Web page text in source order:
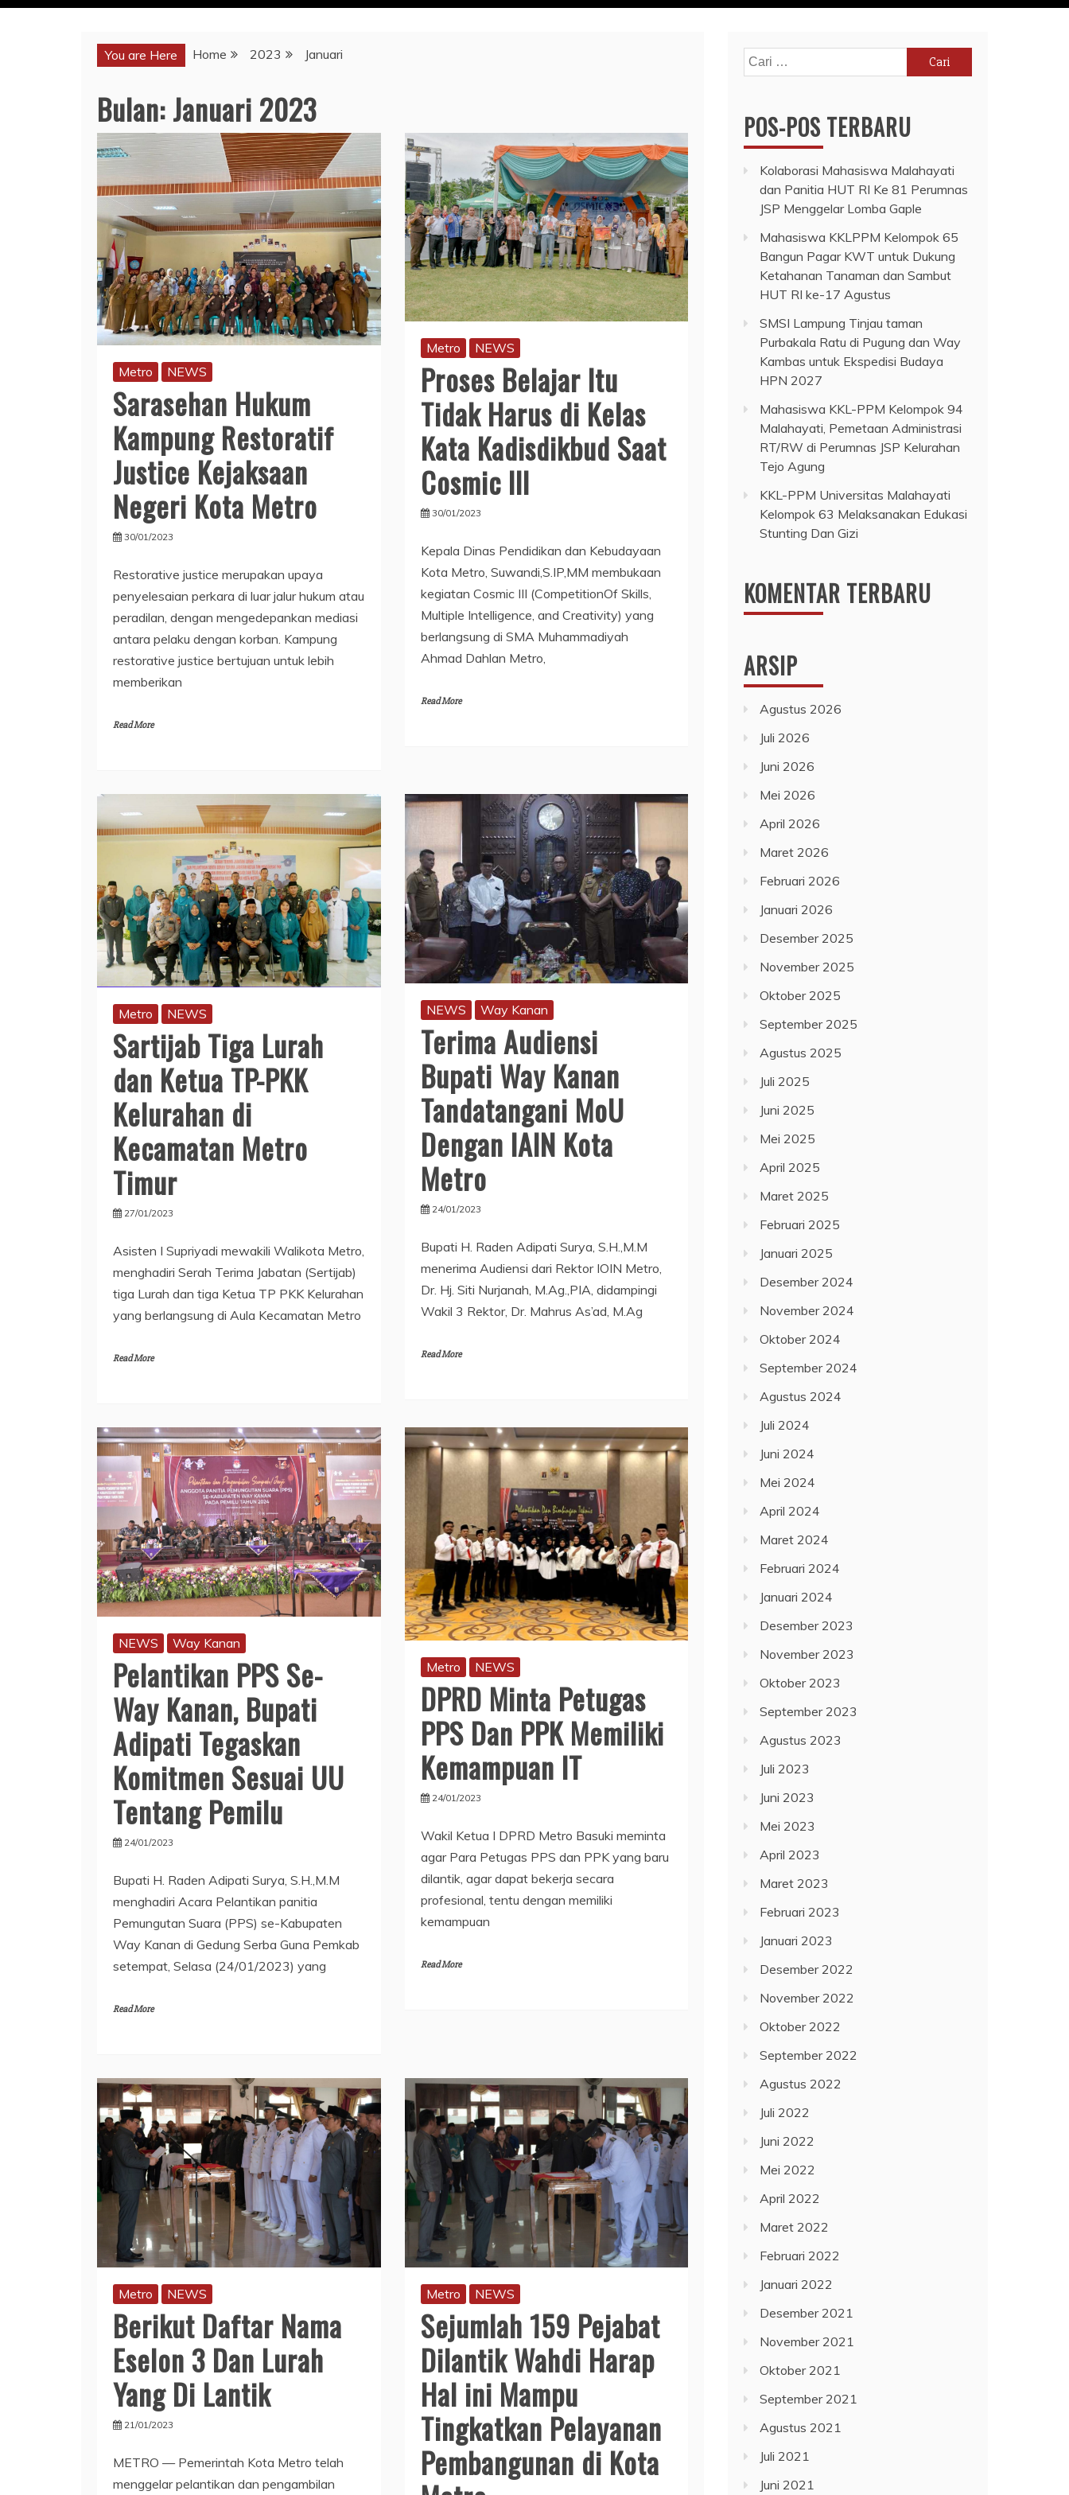
You are Here Home 2023 Januari
Bulan:Januari 2023
Metro NEWS
Sarasehan Hukum
Kampung Restoratif
Justice Kejaksaan
Negeri Kota Metro
30/01/2023
Restorative justice merupakan upaya
penyelesaian perkara di luar jalur hukum atau
peradilan, dengan mengedepankan mediasi
antara pelaku dengan korban. Kampung
restorative justice bertujuan untuk lebih
memberikan
Read More
Metro NEWS
Proses Belajar Itu
Tidak Harus di Kelas
Kata Kadisdikbud Saat
Cosmic III
30/01/2023
Kepala Dinas Pendidikan dan Kebudayaan
Kota Metro, Suwandi,S.IP,MM membukaan
kegiatan Cosmic III (CompetitionOf Skills,
Multiple Intelligence, and Creativity) yang
berlangsung di SMA Muhammadiyah
Ahmad Dahlan Metro,
Read More
Metro NEWS
Sartijab Tiga Lurah
dan Ketua TP-PKK
Kelurahan di
Kecamatan Metro
Timur
27/01/2023
Asisten I Supriyadi mewakili Walikota Metro,
menghadiri Serah Terima Jabatan (Sertijab)
tiga Lurah dan tiga Ketua TP PKK Kelurahan
yang berlangsung di Aula Kecamatan Metro
Read More
NEWS Way Kanan
Terima Audiensi
Bupati Way Kanan
Tandatangani MoU
Dengan IAIN Kota
Metro
24/01/2023
Bupati H. Raden Adipati Surya, S.H.,M.M
menerima Audiensi dari Rektor IOIN Metro,
Dr. Hj. Siti Nurjanah, M.Ag.,PIA, didampingi
Wakil 3 Rektor, Dr. Mahrus As’ad, M.Ag
Read More
NEWS Way Kanan
Pelantikan PPS Se-
Way Kanan, Bupati
Adipati Tegaskan
Komitmen Sesuai UU
Tentang Pemilu
24/01/2023
Bupati H. Raden Adipati Surya, S.H.,M.M
menghadiri Acara Pelantikan panitia
Pemungutan Suara (PPS) se-Kabupaten
Way Kanan di Gedung Serba Guna Pemkab
setempat, Selasa (24/01/2023) yang
Read More
Metro NEWS
DPRD Minta Petugas
PPS Dan PPK Memiliki
Kemampuan IT
24/01/2023
Wakil Ketua I DPRD Metro Basuki meminta
agar Para Petugas PPS dan PPK yang baru
dilantik, agar dapat bekerja secara
profesional, tentu dengan memiliki
kemampuan
Read More
Metro NEWS
Berikut Daftar Nama
Eselon 3 Dan Lurah
Yang Di Lantik
21/01/2023
METRO — Pemerintah Kota Metro telah
menggelar pelantikan dan pengambilan
Metro NEWS
Sejumlah 159 Pejabat
Dilantik Wahdi Harap
Hal ini Mampu
Tingkatkan Pelayanan
Pembangunan di Kota
Cari
untuk:
POS-POS TERBARU
Kolaborasi Mahasiswa Malahayati
dan Panitia HUT RI Ke 81 Perumnas
JSP Menggelar Lomba Gaple
Mahasiswa KKLPPM Kelompok 65
Bangun Pagar KWT untuk Dukung
Ketahanan Tanaman dan Sambut
HUT RI ke-17 Agustus
SMSI Lampung Tinjau taman
Purbakala Ratu di Pugung dan Way
Kambas untuk Ekspedisi Budaya
HPN 2027
Mahasiswa KKL-PPM Kelompok 94
Malahayati, Pemetaan Administrasi
RT/RW di Perumnas JSP Kelurahan
Tejo Agung
KKL-PPM Universitas Malahayati
Kelompok 63 Melaksanakan Edukasi
Stunting Dan Gizi
KOMENTAR TERBARU
ARSIP
Agustus 2026
Juli 2026
Juni 2026
Mei 2026
April 2026
Maret 2026
Februari 2026
Januari 2026
Desember 2025
November 2025
Oktober 2025
September 2025
Agustus 2025
Juli 2025
Juni 2025
Mei 2025
April 2025
Maret 2025
Februari 2025
Januari 2025
Desember 2024
November 2024
Oktober 2024
September 2024
Agustus 2024
Juli 2024
Juni 2024
Mei 2024
April 2024
Maret 2024
Februari 2024
Januari 2024
Desember 2023
November 2023
Oktober 2023
September 2023
Agustus 2023
Juli 2023
Juni 2023
Mei 2023
April 2023
Maret 2023
Februari 2023
Januari 2023
Desember 2022
November 2022
Oktober 2022
September 2022
Agustus 2022
Juli 2022
Juni 2022
Mei 2022
April 2022
Maret 2022
Februari 2022
Januari 2022
Desember 2021
November 2021
Oktober 2021
September 2021
Agustus 2021
Juli 2021
Juni 2021